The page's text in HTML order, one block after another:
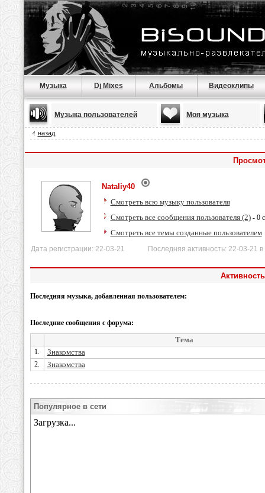
Музыка Dj Mixes Альбомы Видеоклипы
Музыка пользователей Моя музыка
назад
Nataliy40
Смотреть всю музыку пользователя
Смотреть все сообщения пользователя (2)- 0
Смотреть все темы созданные пользователем
Дата регистрации: 22-03-21 Последняя активность: 22-03-21 в
Последняя музыка, добавленная пользователем:
Последние сообщения с форума:
Тема
1. Знакомства
2. Знакомства
Популярное в сети